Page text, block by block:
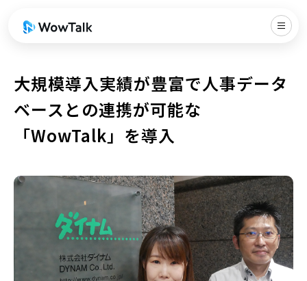
大規模導入実績が豊富で人事データ
ベースとの連携が可能な
「WowTalk」を導入